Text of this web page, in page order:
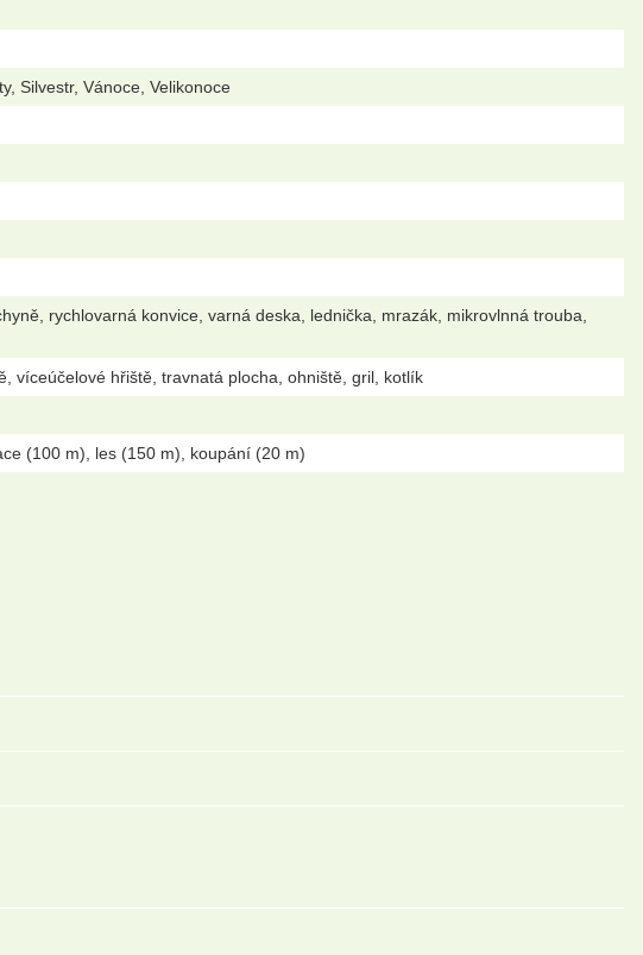
Silvestr, Vánoce, Velikonoce
rychlovarná konvice, varná deska, lednička, mrazák, mikrovlnná trouba,
víceúčelové hřiště, travnatá plocha, ohniště, gril, kotlík
(100 m), les (150 m), koupání (20 m)